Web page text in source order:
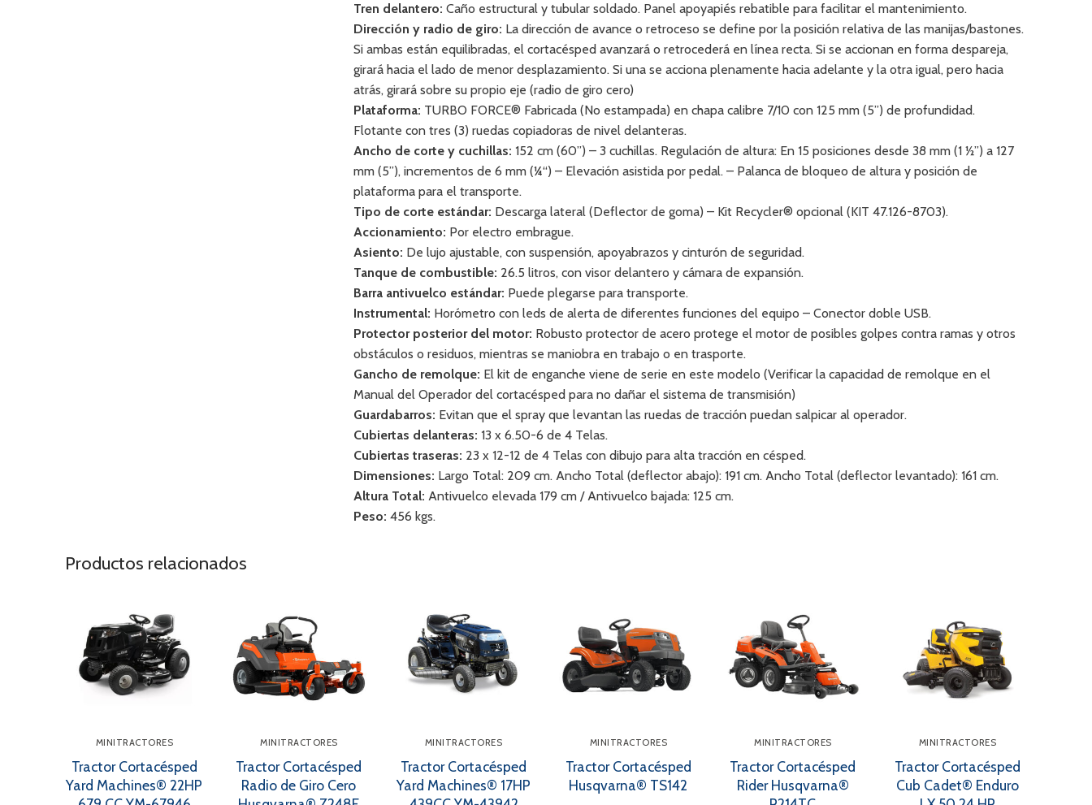
Tren delantero:Caño estructural y tubular soldado. Panel apoyapiés rebatible para facilitar el mantenimiento.
Dirección y radio de giro: La dirección de avance o retroceso se define por la posición relativa de las manijas/bastones.
Si ambas están equilibradas, el cortacésped avanzará o retrocederá en línea recta. Si se accionan en forma despareja,
girará hacia el lado de menor desplazamiento. Si una se acciona plenamente hacia adelante y la otra igual, pero hacia
atrás, girará sobre su propio eje (radio de giro cero)
Plataforma: TURBO FORCE® Fabricada (No estampada) en chapa calibre 7/10 con 125 mm (5”) de profundidad.
Flotante con tres (3) ruedas copiadoras de nivel delanteras.
Ancho de corte y cuchillas: 152 cm (60”) – 3 cuchillas. Regulación de altura: En 15 posiciones desde 38 mm (1 ½”) a 127
mm (5”), incrementos de 6 mm (¼“) – Elevación asistida por pedal. – Palanca de bloqueo de altura y posición de
plataforma para el transporte.
Tipo de corte estándar: Descarga lateral (Deflector de goma) – Kit Recycler® opcional (KIT 47.126-8703).
Accionamiento: Por electro embrague.
Asiento: De lujo ajustable, con suspensión, apoyabrazos y cinturón de seguridad.
Tanque de combustible: 26.5 litros, con visor delantero y cámara de expansión.
Barra antivuelco estándar: Puede plegarse para transporte.
Instrumental: Horómetro con leds de alerta de diferentes funciones del equipo – Conector doble USB.
Protector posterior del motor: Robusto protector de acero protege el motor de posibles golpes contra ramas y otros
obstáculos o residuos, mientras se maniobra en trabajo o en trasporte.
Gancho de remolque: El kit de enganche viene de serie en este modelo (Verificar la capacidad de remolque en el
Manual del Operador del cortacésped para no dañar el sistema de transmisión)
Guardabarros: Evitan que el spray que levantan las ruedas de tracción puedan salpicar al operador.
Cubiertas delanteras: 13 x 6.50-6 de 4 Telas.
Cubiertas traseras: 23 x 12-12 de 4 Telas con dibujo para alta tracción en césped.
Dimensiones: Largo Total: 209 cm. Ancho Total (deflector abajo): 191 cm. Ancho Total (deflector levantado): 161 cm.
Altura Total:Antivuelco elevada 179 cm / Antivuelco bajada: 125 cm.
Peso:456 kgs.
Productos relacionados
MINITRACTORES
Tractor Cortacésped
Yard Machines® 22HP
MINITRACTORES
Tractor Cortacésped
Radio de Giro Cero
MINITRACTORES
Tractor Cortacésped
Yard Machines® 17HP
MINITRACTORES
Tractor Cortacésped
Husqvarna® TS142
MINITRACTORES
Tractor Cortacésped
Rider Husqvarna®
MINITRACTORES
Tractor Cortacésped
Cub Cadet® Enduro